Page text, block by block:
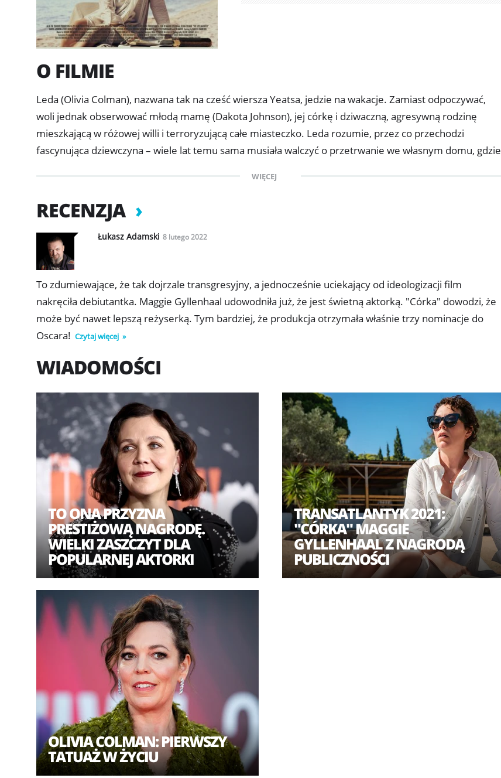
O FILMIE
Leda (Olivia Colman), nazwana tak na cześć wiersza Yeatsa, jedzie na wakacje. Zamiast odpoczywać,
woli jednak obserwować młodą mamę (Dakota Johnson), jej córkę i dziwaczną, agresywną rodzinę
mieszkającą w różowej willi i terroryzującą całe miasteczko. Leda rozumie, przez co przechodzi
fascynująca dziewczyna – wiele lat temu sama musiała walczyć o przetrwanie we własnym domu, gdzie
WIĘCEJ
RECENZJA
Łukasz Adamski 8 lutego 2022
To zdumiewające, że tak dojrzale transgresyjny, a jednocześnie uciekający od ideologizacji film
nakręciła debiutantka. Maggie Gyllenhaal udowodniła już, że jest świetną aktorką. "Córka" dowodzi, że
może być nawet lepszą reżyserką. Tym bardziej, że produkcja otrzymała właśnie trzy nominacje do
Oscara! Czytaj więcej
WIADOMOŚCI
TO ONA PRZYZNA
PRESTIŻOWĄ NAGRODĘ.
WIELKI ZASZCZYT DLA
POPULARNEJ AKTORKI
TRANSATLANTYK 2021:
"CÓRKA" MAGGIE
GYLLENHAAL Z NAGRODĄ
PUBLICZNOŚCI
​OLIVIA COLMAN: PIERWSZY
TATUAŻ W ŻYCIU